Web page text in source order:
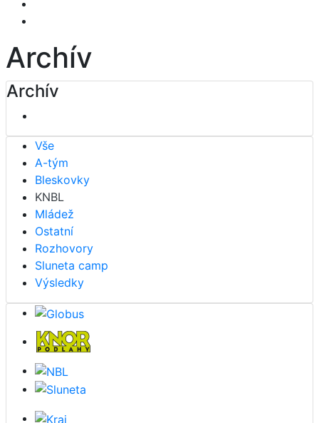
Archív
Archív
Vše
A-tým
Bleskovky
KNBL
Mládež
Ostatní
Rozhovory
Sluneta camp
Výsledky